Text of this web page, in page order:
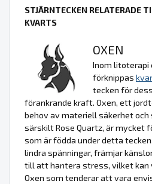
STJÄRNTECKEN RELATERADE
KVARTS
OXEN
Inom litoterapi
förknippas
tecken för
förankrande kraft. Oxen, ett
behov av materiell säkerhet
särskilt Rose Quartz, är mycket
som är födda under detta
lindra spänningar, främjar
till att hantera stress, vilket kan
Oxen som tenderar att vara